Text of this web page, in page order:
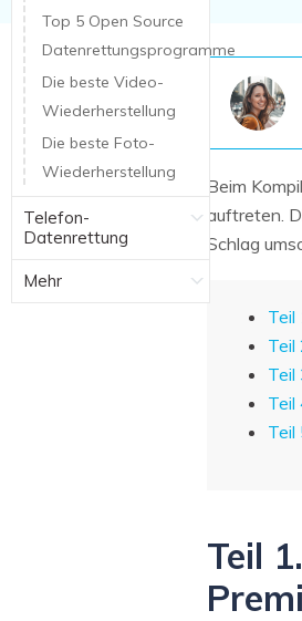
NAS-Datenrettung
Mac-Papierkorb-
Beim
auftreten.
Schlag
Teil
Teil
Teil
Teil
Teil
Teil
Top 5 Open Source
Datenrettungsprogramme
Die beste Video-
Wiederherstellung
Die beste Foto-
Wiederherstellung
Telefon-
Datenrettung
Mehr